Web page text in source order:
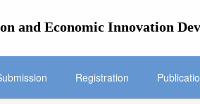
and Economic Innovation
Registration